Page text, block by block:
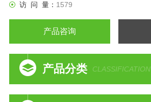
访 问 量： 1579
产品咨询
产品分类 CLASSIFICATION